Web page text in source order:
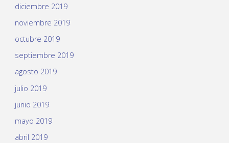
diciembre 2019
noviembre 2019
octubre 2019
septiembre 2019
agosto 2019
julio 2019
junio 2019
mayo 2019
abril 2019